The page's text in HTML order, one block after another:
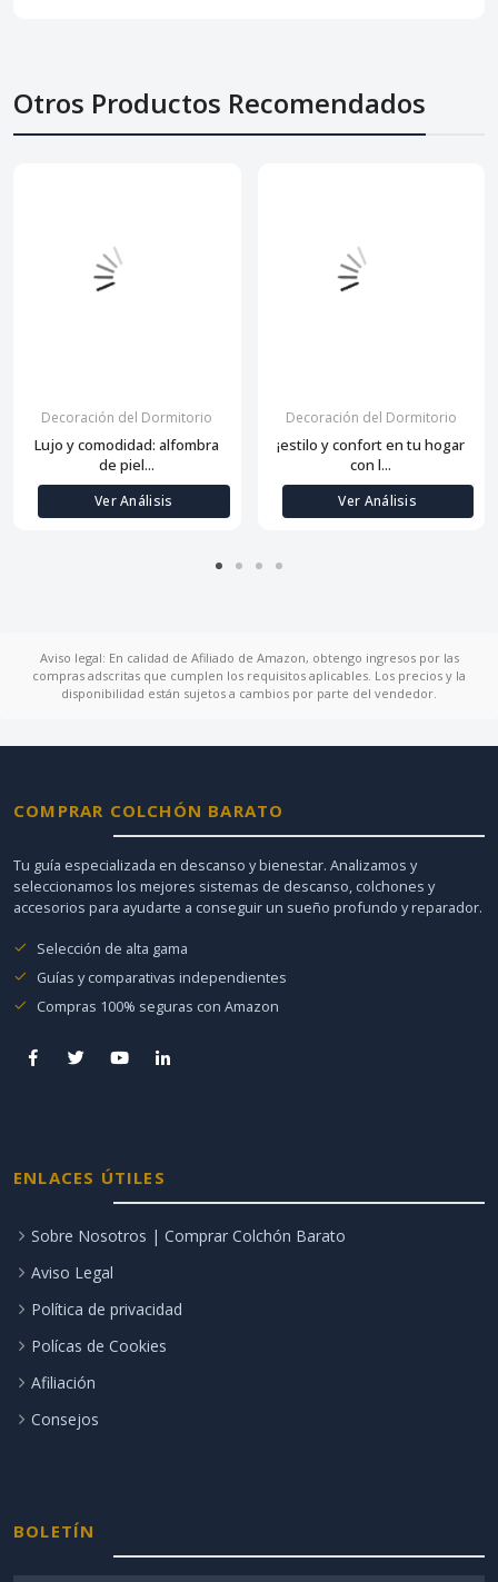
Otros Productos Recomendados
Decoración del Dormitorio
Lujo y comodidad: alfombra
de piel...
Ver Análisis
Decoración del Dormitorio
¡estilo y confort en tu hogar
con l...
Ver Análisis
Aviso legal: En calidad de Afiliado de Amazon, obtengo ingresos por las
compras adscritas que cumplen los requisitos aplicables. Los precios y la
disponibilidad están sujetos a cambios por parte del vendedor.
COMPRAR COLCHÓN BARATO
Tu guía especializada en descanso y bienestar. Analizamos y
seleccionamos los mejores sistemas de descanso, colchones y
accesorios para ayudarte a conseguir un sueño profundo y reparador.
Selección de alta gama
Guías y comparativas independientes
Compras 100% seguras con Amazon
ENLACES ÚTILES
Sobre Nosotros | Comprar Colchón Barato
Aviso Legal
Política de privacidad
Polícas de Cookies
Afiliación
Consejos
BOLETÍN